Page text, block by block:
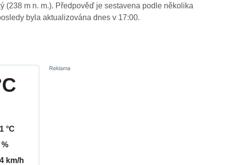
(238 m n. m.). Předpověď je sestavena podle několika
byla aktualizována dnes v 17:00.
°C
%
km/h